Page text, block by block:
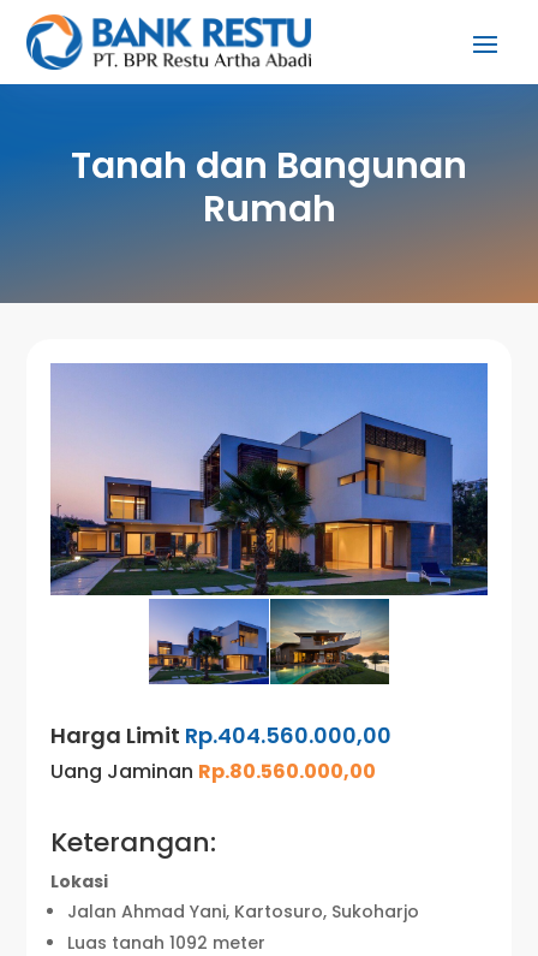
Tanah dan Bangunan
Rumah
Harga Limit Rp.404.560.000,00
Uang Jaminan Rp.80.560.000,00
Keterangan:
Lokasi
Jalan Ahmad Yani, Kartosuro, Sukoharjo
Luas tanah 1092 meter